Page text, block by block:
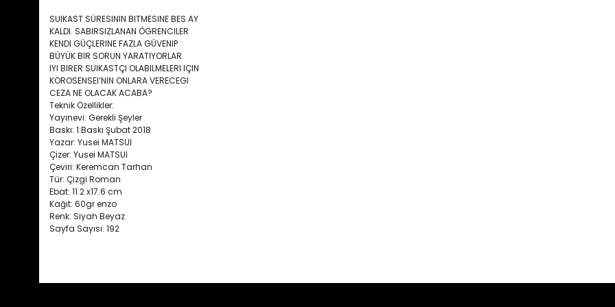
SUIKAST SÜRESININ BITMESINE BES AY
KALDI. SABIRSIZLANAN ÖGRENCILER
KENDI GÜÇLERINE FAZLA GÜVENIP
BÜYÜK BIR SORUN YARATIYORLAR.
IYI BIRER SUIKASTÇI OLABILMELERI IÇIN
KOROSENSEI’NIN ONLARA VERECEGI
CEZA NE OLACAK ACABA?
Teknik Özellikler:
Yayınevi: Gerekli Şeyler
Baskı: 1.Baskı Şubat 2018
Yazar: Yusei MATSUİ
Çizer: Yusei MATSUİ
Çeviri: Keremcan Tarhan
Tür: Çizgi Roman
Ebat: 11.2 x17.6 cm
Kağıt: 60gr enzo
Renk: Siyah Beyaz
Sayfa Sayısı: 192
Görüş ve önerileriniz için teşekkür ederiz.